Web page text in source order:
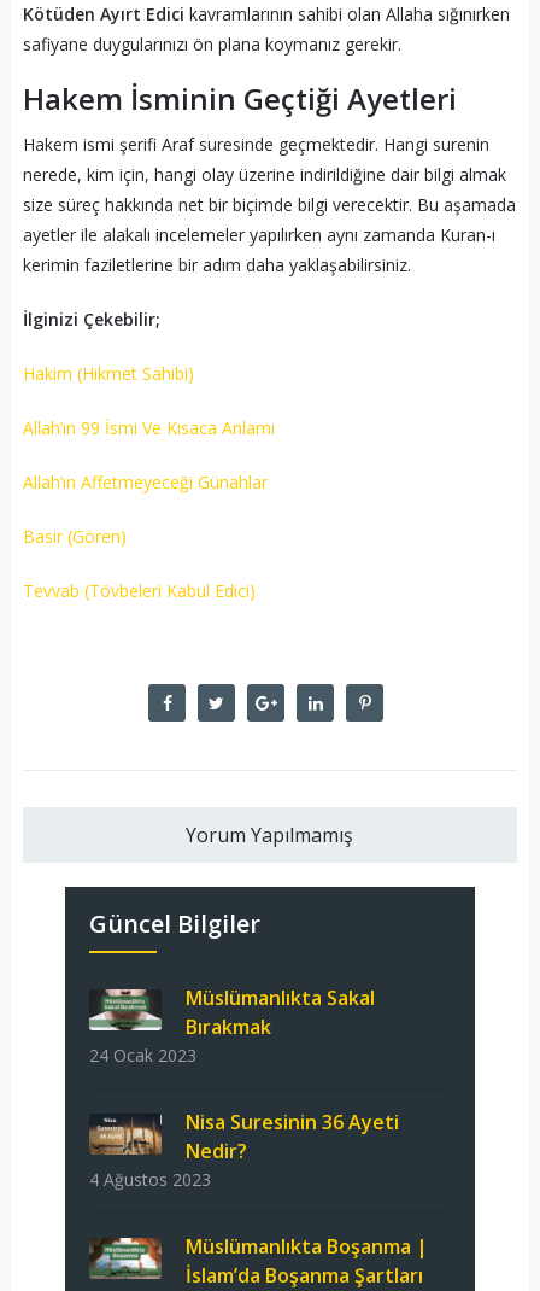
Kötüden Ayırt Edici kavramlarının sahibi olan Allaha sığınırken
safiyane duygularınızı ön plana koymanız gerekir.
Hakem İsminin Geçtiği Ayetleri
Hakem ismi şerifi Araf suresinde geçmektedir. Hangi surenin
nerede, kim için, hangi olay üzerine indirildiğine dair bilgi almak
size süreç hakkında net bir biçimde bilgi verecektir. Bu aşamada
ayetler ile alakalı incelemeler yapılırken aynı zamanda Kuran-ı
kerimin faziletlerine bir adım daha yaklaşabilirsiniz.
İlginizi Çekebilir;
Hakim (Hikmet Sahibi)
Allah’ın 99 İsmi Ve Kısaca Anlamı
Allah’ın Affetmeyeceği Günahlar
Basir (Gören)
Tevvab (Tövbeleri Kabul Edici)
Yorum Yapılmamış
Güncel Bilgiler
Müslümanlıkta Sakal
Bırakmak
24 Ocak 2023
Nisa Suresinin 36 Ayeti
Nedir?
4 Ağustos 2023
Müslümanlıkta Boşanma |
İslam’da Boşanma Şartları